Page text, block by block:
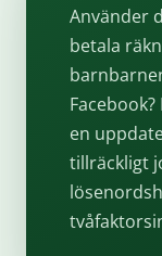
Använder
betala
en
tillräckligt